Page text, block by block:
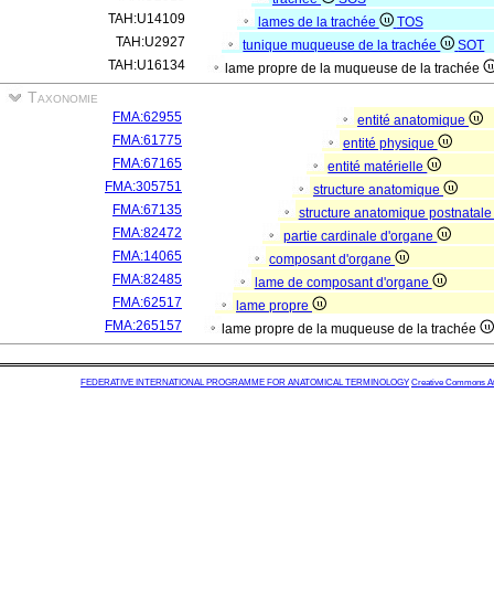
TAH:U14109
lames de la trachée
TOS
TAH:U2927
tunique muqueuse de la trachée
SOT
TAH:U16134
lame propre de la muqueuse de la trachée
Taxonomie
FMA:62955
entité anatomique
FMA:61775
entité physique
FMA:67165
entité matérielle
FMA:305751
structure anatomique
FMA:67135
structure anatomique postnatale
FMA:82472
partie cardinale d'organe
FMA:14065
composant d'organe
FMA:82485
lame de composant d'organe
FMA:62517
lame propre
FMA:265157
lame propre de la muqueuse de la trachée
FEDERATIVE INTERNATIONAL PROGRAMME FOR ANATOMICAL TERMINOLOGY Creative Commons